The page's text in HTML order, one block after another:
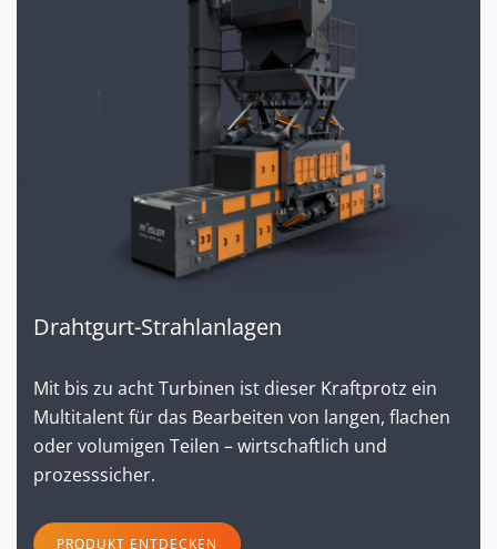
Drahtgurt-Strahlanlagen
Mit bis zu acht Turbinen ist dieser Kraftprotz ein
Multitalent für das Bearbeiten von langen, flachen
oder volumigen Teilen – wirtschaftlich und
prozesssicher.
PRODUKT ENTDECKEN